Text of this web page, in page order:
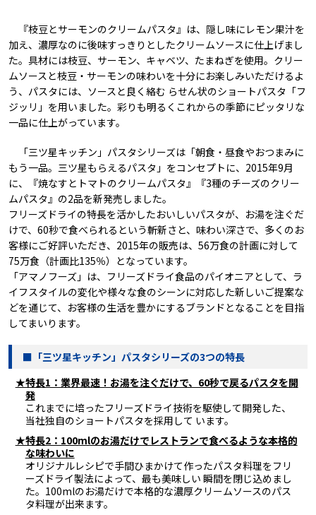
『枝豆とサーモンのクリームパスタ』は、隠し味にレモン果汁を
加え、濃厚なのに後味すっきりとしたクリームソースに仕上げまし
た。具材には枝豆、サーモン、キャベツ、たまねぎを使用。クリー
ムソースと枝豆・サーモンの味わいを十分にお楽しみいただけるよ
う、パスタには、ソースと良く絡む らせん状のショートパスタ「フ
ジッリ」を用いました。彩りも明るくこれからの季節にピッタリな
一品に仕上がっています。
「三ツ星キッチン」パスタシリーズは「朝食・昼食やおつまみに
もう一品。三ツ星もらえるパスタ」をコンセプトに、2015年9月
に、『焼なすとトマトのクリームパスタ』『3種のチーズのクリー
ムパスタ』の2品を新発売しました。
フリーズドライの特長を活かしたおいしいパスタが、お湯を注ぐだ
けで、60秒で食べられるという斬新さと、味わい深さで、多くのお
客様にご好評いただき、2015年の販売は、56万食の計画に対して
75万食（計画比135％）となっています。
「アマノフーズ」は、フリーズドライ食品のパイオニアとして、ラ
イフスタイルの変化や様々な食のシーンに対応した新しいご提案な
どを通じて、お客様の生活を豊かにするブランドとなることを目指
してまいります。
■「三ツ星キッチン」パスタシリーズの3つの特長
★特長1：業界最速！お湯を注ぐだけで、60秒で戻るパスタを開
発
これまでに培ったフリーズドライ技術を駆使して開発した、
当社独自のショートパスタを採用して います。
★特長2：100mlのお湯だけでレストランで食べるような本格的
な味わいに
オリジナルレシピで手間ひまかけて作ったパスタ料理をフリ
ーズドライ製法によって、最も美味しい 瞬間を閉じ込めまし
た。100mlのお湯だけで本格的な濃厚クリームソースのパス
タ料理が出来ます。